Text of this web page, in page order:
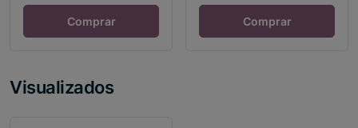
Comprar Comprar
Visualizados